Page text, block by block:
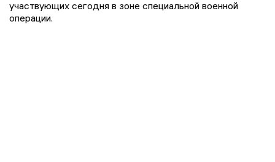
участвующих сегодня в зоне специальной военной
операции.